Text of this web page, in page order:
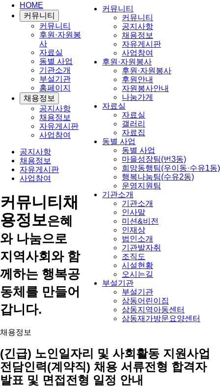
커뮤니티
커뮤니티
공지사항
채용정보
자유게시판
사업참여
후원·자원봉사
후원·자원봉사
후원안내
자원봉사안내
나눔가게
자료실
자료실
갤러리
자료집
동별 사업
동별 사업
마을성장팀(번3동)
희망동행팀(우이동·수유1동)
행복나눔팀(수유2동)
운영지원팀
기관소개
기관소개
인사말
미션&비전
인재상
법인소개
기관발자취
조직도
시설현황
오시는길
부설기관
부설기관
삼동어린이집
삼동지역아동센터
삼동재가방문요양센터
HOME
커뮤니티
커뮤니티
후원·자원봉
사
자료실
동별 사업
기관소개
부설기관
홈페이지
채용정보
공지사항
채용정보
자유게시판
사업참여
공지사항
채용정보
자유게시판
사업참여
커뮤니티채
용정보은혜
와 나눔으로
지역사회와 함
께하는 행복공
동체를 만들어
갑니다.
채용정보
(긴급) 노인일자리 및 사회활동 지원사업
전담인력(계약직) 채용 서류전형 합격자
발표 및 면접전형 일정 안내